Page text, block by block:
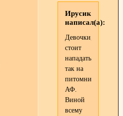
Ирусик
написал(а):
Девочки,не
стоит
нападать
так на
питомник
АФ.
Виной
всему